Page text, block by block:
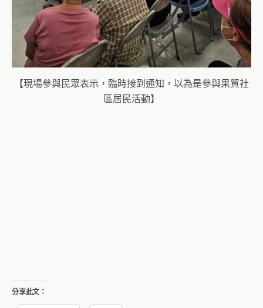
【現場參與民眾表示，臨時接到通知，以為是參與果貿社
區居民活動】
分享此文：